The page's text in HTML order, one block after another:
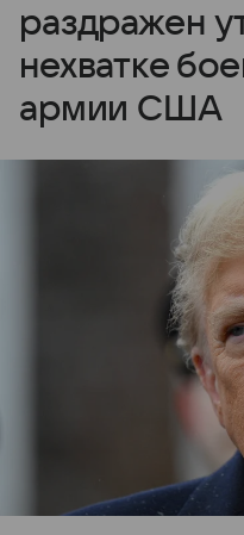
раздражен
нехватке
армии США